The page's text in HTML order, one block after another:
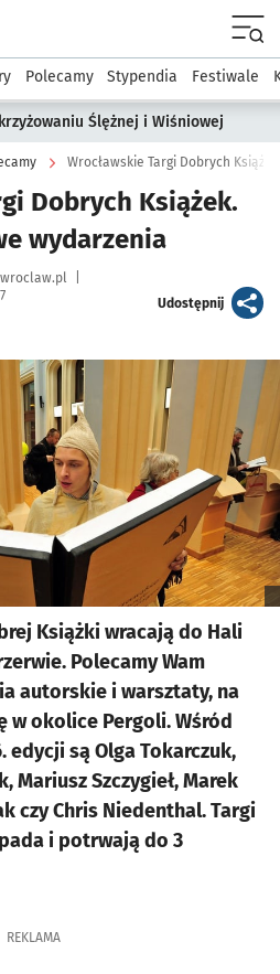
podserwis: Kultura
Polecamy Stypendia Festiwale
Ślężnej i Wiśniowej
Wrocławskie Targi Dobrych
Dobrych Książek.
wydarzenia
Udostępnijartykuł
Książki wracają do Hali
Polecamy Wam
autorskie i warsztaty, na
w okolice Pergoli. Wśród
edycji są Olga Tokarczuk,
Mariusz Szczygieł, Marek
czy Chris Niedenthal. Targi
i potrwają do 3
REKLAMA